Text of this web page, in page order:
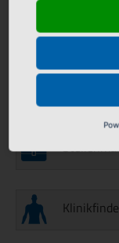
Auf jeden Fall
besprochen und